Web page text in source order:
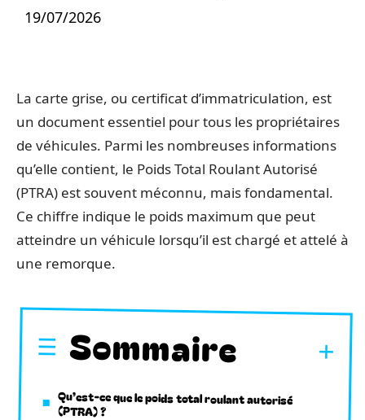
19/07/2026
La carte grise, ou certificat d’immatriculation, est
un document essentiel pour tous les propriétaires
de véhicules. Parmi les nombreuses informations
qu’elle contient, le Poids Total Roulant Autorisé
(PTRA) est souvent méconnu, mais fondamental.
Ce chiffre indique le poids maximum que peut
atteindre un véhicule lorsqu’il est chargé et attelé à
une remorque.
Sommaire
Qu’est-ce que le poids total roulant autorisé
(PTRA) ?